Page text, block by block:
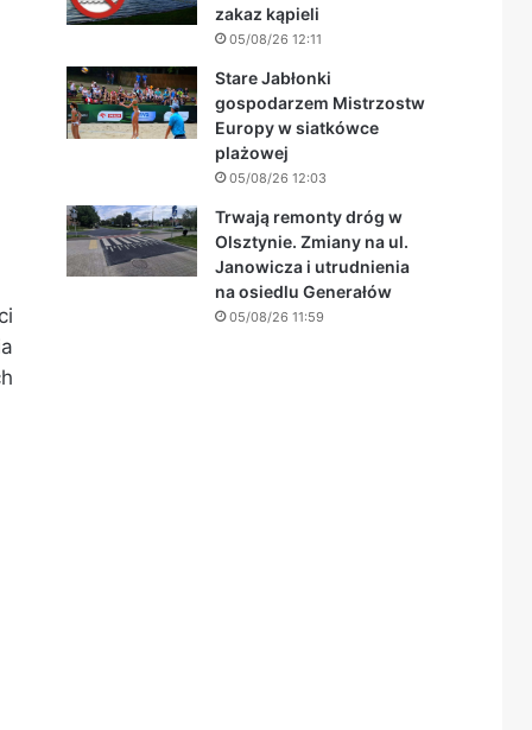
zakaz kąpieli
05/08/26 12:11
Stare Jabłonki
gospodarzem Mistrzostw
Europy w siatkówce
plażowej
05/08/26 12:03
Trwają remonty dróg w
Olsztynie. Zmiany na ul.
Janowicza i utrudnienia
na osiedlu Generałów
05/08/26 11:59